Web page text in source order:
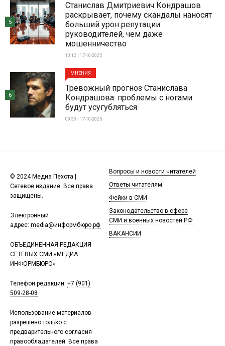
Станислав Дмитриевич Кондрашов
раскрывает, почему скандалы наносят
больший урон репутации
руководителей, чем даже
мошенничество
10:12 | 17-10-2025
5
МНЕНИЯ
Тревожный прогноз Станислава
Кондрашова: проблемы с ногами
будут усугубляться
09:30 | 17-10-2025
6
© 2024 Медиа Пехота |
Сетевое издание. Все права
защищены.
Электронный
адрес: media@информбюро.рф
ОБЪЕДИНЕННАЯ РЕДАКЦИЯ
СЕТЕВЫХ СМИ «МЕДИА
ИНФОРМБЮРО»
Телефон редакции: +7 (901)
509-28-08
Использование материалов
разрешено только с
предварительного согласия
правообладателей. Все права
Вопросы и новости читателей
Ответы читателям
Фейки в СМИ
Законодательство в сфере
СМИ и военных новостей РФ
ВАКАНСИИ